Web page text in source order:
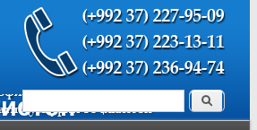
Форма поиска Поиск